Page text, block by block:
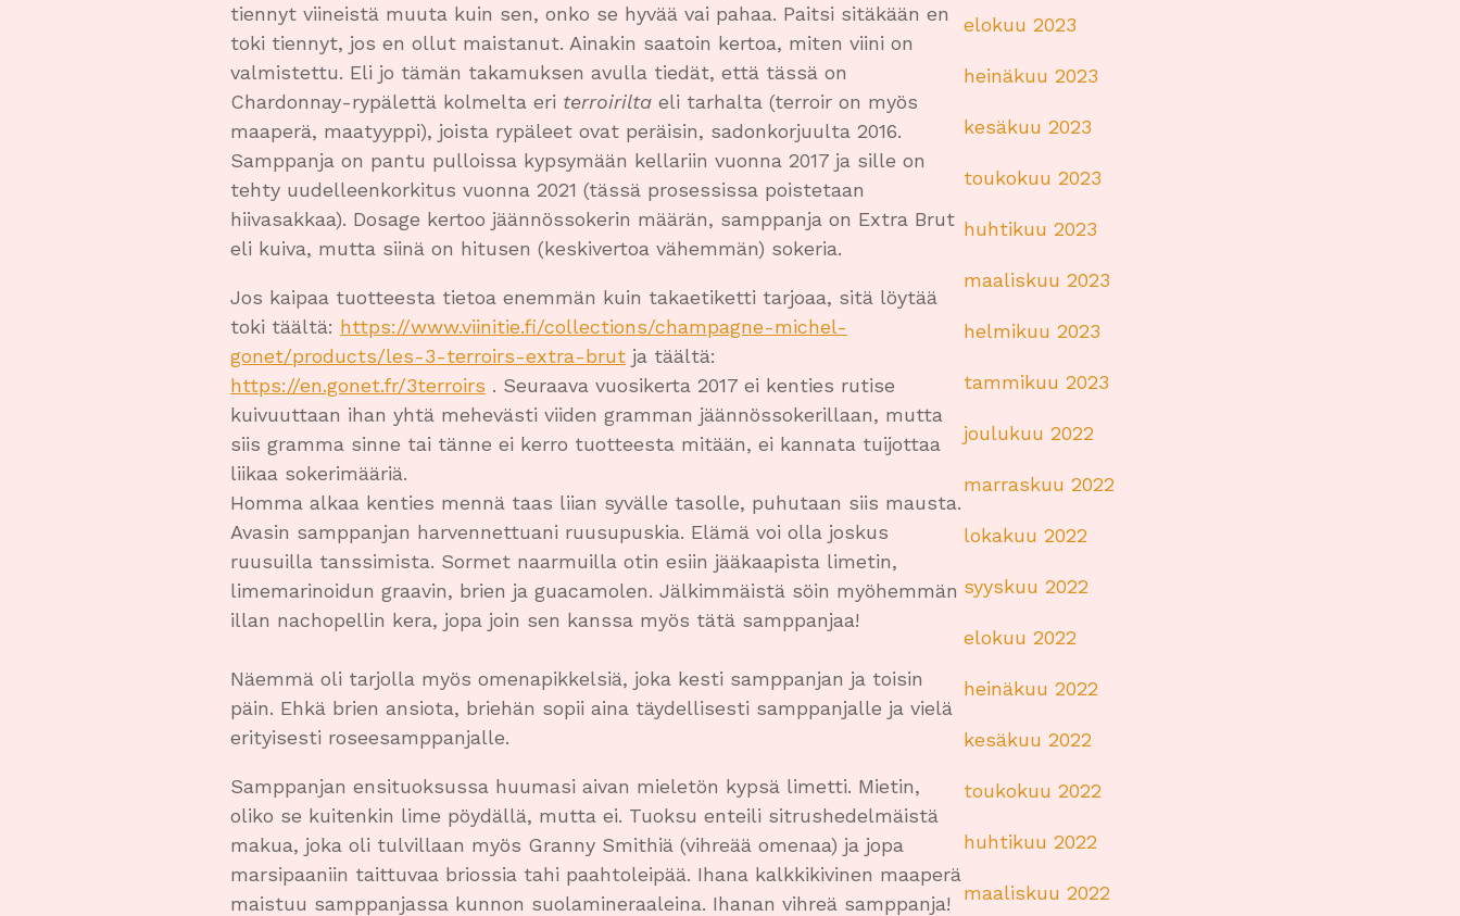
tiennyt viineistä muuta kuin sen, onko se hyvää vai pahaa. Paitsi sitäkään en
toki tiennyt, jos en ollut maistanut. Ainakin saatoin kertoa, miten viini on
valmistettu. Eli jo tämän takamuksen avulla tiedät, että tässä on
Chardonnay-rypälettä kolmelta eri terroirilta eli tarhalta (terroir on myös
maaperä, maatyyppi), joista rypäleet ovat peräisin, sadonkorjuulta 2016.
Samppanja on pantu pulloissa kypsymään kellariin vuonna 2017 ja sille on
tehty uudelleenkorkitus vuonna 2021 (tässä prosessissa poistetaan
hiivasakkaa). Dosage kertoo jäännössokerin määrän, samppanja on Extra Brut
eli kuiva, mutta siinä on hitusen (keskivertoa vähemmän) sokeria.
Jos kaipaa tuotteesta tietoa enemmän kuin takaetiketti tarjoaa, sitä löytää
toki täältä: https://www.viinitie.fi/collections/champagne-michel-
gonet/products/les-3-terroirs-extra-brut ja täältä:
https://en.gonet.fr/3terroirs . Seuraava vuosikerta 2017 ei kenties rutise
kuivuuttaan ihan yhtä mehevästi viiden gramman jäännössokerillaan, mutta
siis gramma sinne tai tänne ei kerro tuotteesta mitään, ei kannata tuijottaa
liikaa sokerimääriä.
Homma alkaa kenties mennä taas liian syvälle tasolle, puhutaan siis mausta.
Avasin samppanjan harvennettuani ruusupuskia. Elämä voi olla joskus
ruusuilla tanssimista. Sormet naarmuilla otin esiin jääkaapista limetin,
limemarinoidun graavin, brien ja guacamolen. Jälkimmäistä söin myöhemmän
illan nachopellin kera, jopa join sen kanssa myös tätä samppanjaa!
Näemmä oli tarjolla myös omenapikkelsiä, joka kesti samppanjan ja toisin
päin. Ehkä brien ansiota, briehän sopii aina täydellisesti samppanjalle ja vielä
erityisesti roseesamppanjalle.
Samppanjan ensituoksussa huumasi aivan mieletön kypsä limetti. Mietin,
oliko se kuitenkin lime pöydällä, mutta ei. Tuoksu enteili sitrushedelmäistä
makua, joka oli tulvillaan myös Granny Smithiä (vihreää omenaa) ja jopa
marsipaaniin taittuvaa briossia tahi paahtoleipää. Ihana kalkkikivinen maaperä
maistuu samppanjassa kunnon suolamineraaleina. Ihanan vihreä samppanja!
elokuu 2023
heinäkuu 2023
kesäkuu 2023
toukokuu 2023
huhtikuu 2023
maaliskuu 2023
helmikuu 2023
tammikuu 2023
joulukuu 2022
marraskuu 2022
lokakuu 2022
syyskuu 2022
elokuu 2022
heinäkuu 2022
kesäkuu 2022
toukokuu 2022
huhtikuu 2022
maaliskuu 2022